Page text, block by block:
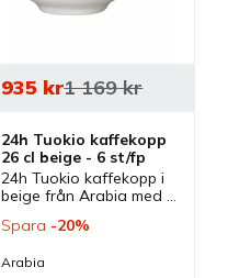
24h Tuokio kaffekopp
26 cl beige - 6 st/fp
24h Tuokio kaffekopp i
beige från Arabia med
detaljer ihop med
har känsla av
935 kr1 169kr
Spara 20%
Arabia